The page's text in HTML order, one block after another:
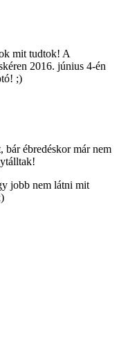
mit tudtok! A
2016. június 4-én
;)
ébredéskor már nem
jobb nem látni mit